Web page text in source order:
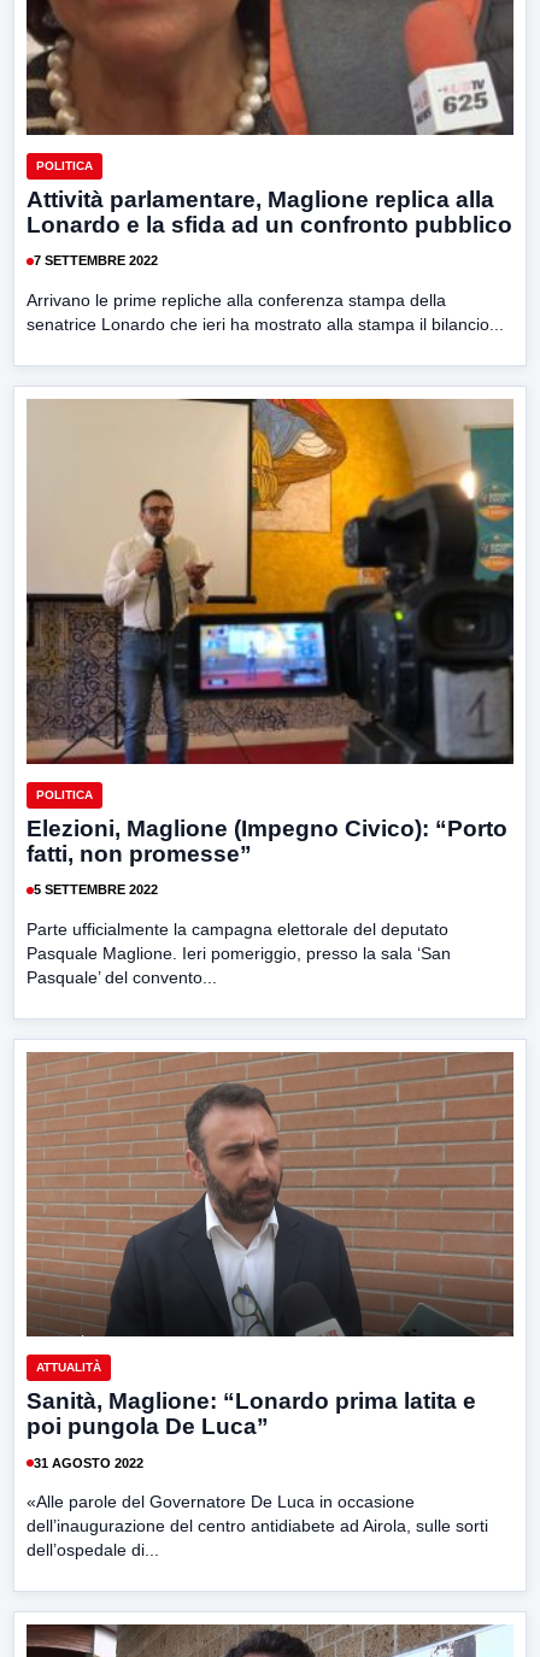
POLITICA
Attività parlamentare, Maglione replica alla
Lonardo e la sfida ad un confronto pubblico
7 SETTEMBRE 2022
Arrivano le prime repliche alla conferenza stampa della
senatrice Lonardo che ieri ha mostrato alla stampa il bilancio...
POLITICA
Elezioni, Maglione (Impegno Civico): “Porto
fatti, non promesse”
5 SETTEMBRE 2022
Parte ufficialmente la campagna elettorale del deputato
Pasquale Maglione. Ieri pomeriggio, presso la sala ‘San
Pasquale’ del convento...
ATTUALITÀ
Sanità, Maglione: “Lonardo prima latita e
poi pungola De Luca”
31 AGOSTO 2022
«Alle parole del Governatore De Luca in occasione
dell’inaugurazione del centro antidiabete ad Airola, sulle sorti
dell’ospedale di...